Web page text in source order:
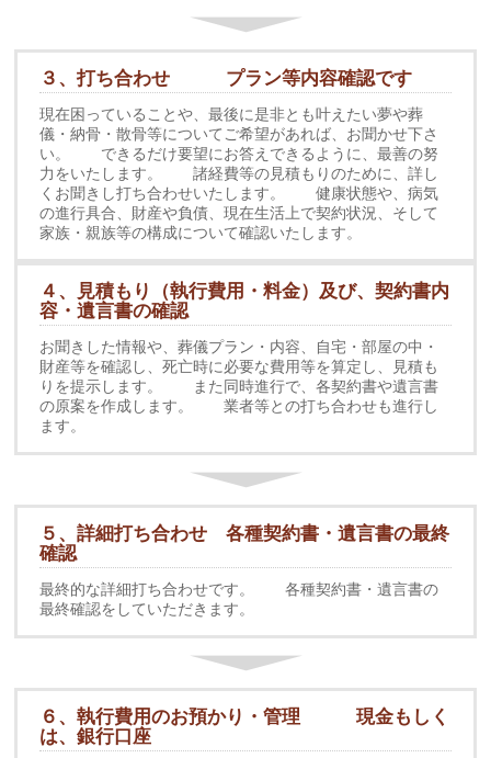
３、打ち合わせ プラン等内容確認です
現在困っていることや、最後に是非とも叶えたい夢や葬
儀・納骨・散骨等についてご希望があれば、お聞かせ下さ
い。 できるだけ要望にお答えできるように、最善の努
力をいたします。 諸経費等の見積もりのために、詳し
くお聞きし打ち合わせいたします。 健康状態や、病気
の進行具合、財産や負債、現在生活上で契約状況、そして
家族・親族等の構成について確認いたします。
４、見積もり（執行費用・料金）及び、契約書内
容・遺言書の確認
お聞きした情報や、葬儀プラン・内容、自宅・部屋の中・
財産等を確認し、死亡時に必要な費用等を算定し、見積も
りを提示します。 また同時進行で、各契約書や遺言書
の原案を作成します。 業者等との打ち合わせも進行し
ます。
５、詳細打ち合わせ 各種契約書・遺言書の最終
確認
最終的な詳細打ち合わせです。 各種契約書・遺言書の
最終確認をしていただきます。
６、執行費用のお預かり・管理 現金もしく
は、銀行口座